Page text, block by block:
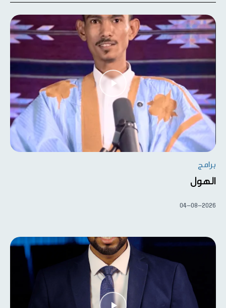
برامج
الهول
04-08-2026